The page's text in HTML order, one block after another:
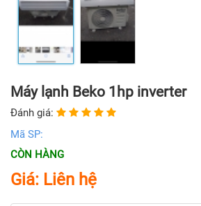
Máy lạnh Beko 1hp inverter
Đánh giá:
Mã SP:
CÒN HÀNG
Giá: Liên hệ